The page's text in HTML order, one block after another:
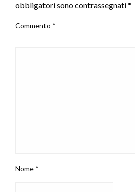
obbligatori sono contrassegnati*
Commento *
Nome *